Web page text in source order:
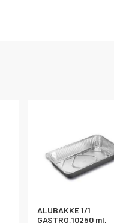
ALUBAKKE 1/1
GASTRO,10250 ml,